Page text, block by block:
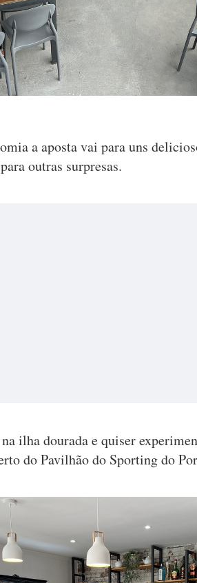
a aposta vai para uns
outras surpresas.
ilha dourada e quiser
do Pavilhão do Sporting do